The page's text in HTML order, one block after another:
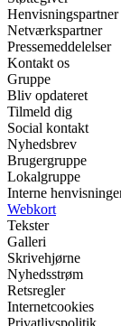
Henvisningspartner
Netværkspartner
Pressemeddelelser
Kontakt os
Gruppe
Bliv opdateret
Tilmeld dig
Social kontakt
Nyhedsbrev
Brugergruppe
Lokalgruppe
Interne
Webkort
Tekster
Galleri
Skrivehjørne
Nyhedsstrøm
Retsregler
Internetcookies